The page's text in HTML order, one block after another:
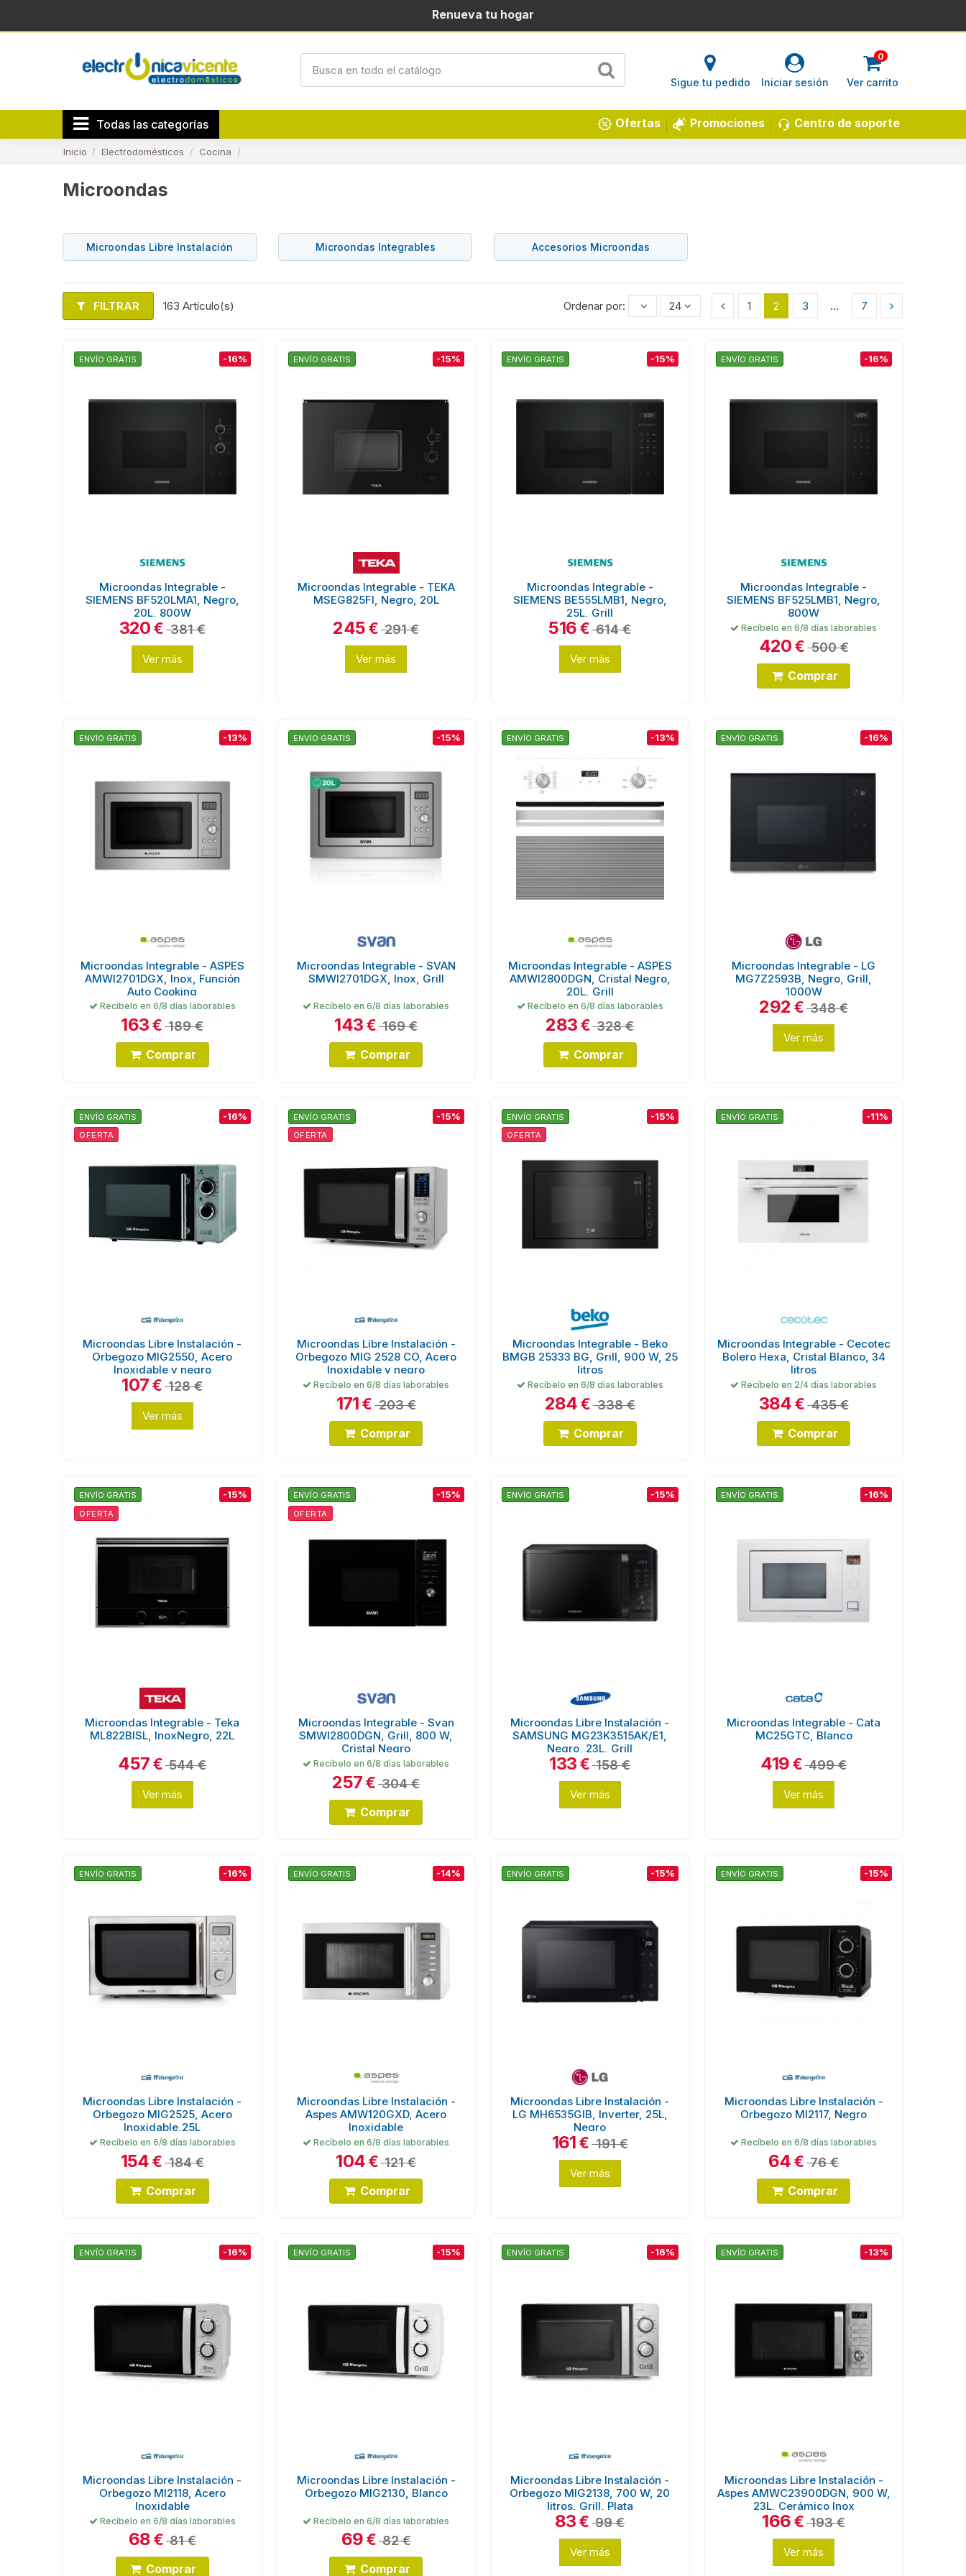
Renueva tu hogar
Sigue tu pedido Iniciar sesión
0
Ver carrito
Todas las categorías Centro de soporte
Promociones
Ofertas
Inicio Electrodomésticos Cocina
Microondas
Microondas Libre Instalación Microondas Integrables Accesorios Microondas
FILTRAR 163 Artículo(s) Ordenar por: 24 1 2 3 … 7
ENVÍO GRATIS -16%
Microondas Integrable -
SIEMENS BF520LMA1, Negro,
20L, 800W
320 € 381 €
Ver más
ENVÍO GRATIS -15%
Microondas Integrable - TEKA
MSEG825FI, Negro, 20L
245€291 €
Ver más
ENVÍO GRATIS -15%
Microondas Integrable -
SIEMENS BE555LMB1, Negro,
25L, Grill
516€614 €
Ver más
ENVÍO GRATIS -16%
Microondas Integrable -
SIEMENS BF525LMB1, Negro,
800W
Recíbelo en 6/8 días laborables
420 € 500 €
Comprar
ENVÍO GRATIS -13%
Microondas Integrable - ASPES
AMWI2701DGX, Inox, Función
Auto Cooking
Recíbelo en 6/8 días laborables
163€189 €
Comprar
ENVÍO GRATIS -15%
Microondas Integrable - SVAN
SMWI2701DGX, Inox, Grill
Recíbelo en 6/8 días laborables
143€169 €
Comprar
ENVÍO GRATIS -13%
Microondas Integrable - ASPES
AMWI2800DGN, Cristal Negro,
20L, Grill
Recíbelo en 6/8 días laborables
283€328 €
Comprar
ENVÍO GRATIS -16%
Microondas Integrable - LG
MG7Z2593B, Negro, Grill,
1000W
292 €348 €
Ver más
ENVÍO GRATIS
OFERTA
-16%
Microondas Libre Instalación -
Orbegozo MIG2550, Acero
Inoxidable y negro
107€128 €
Ver más
ENVÍO GRATIS
OFERTA
-15%
Microondas Libre Instalación -
Orbegozo MIG 2528 CO, Acero
Inoxidable y negro
Recíbelo en 6/8 días laborables
171 € 203 €
Comprar
ENVÍO GRATIS
OFERTA
-15%
Microondas Integrable - Beko
BMGB 25333 BG, Grill, 900 W, 25
litros
Recíbelo en 6/8 días laborables
284 € 338 €
Comprar
ENVÍO GRATIS -11%
Microondas Integrable - Cecotec
Bolero Hexa, Cristal Blanco, 34
litros
Recíbelo en 2/4 días laborables
384 € 435 €
Comprar
ENVÍO GRATIS
OFERTA
-15%
Microondas Integrable - Teka
ML822BISL, InoxNegro, 22L
457€544 €
Ver más
ENVÍO GRATIS
OFERTA
-15%
Microondas Integrable - Svan
SMWI2800DGN, Grill, 800 W,
Cristal Negro
Recíbelo en 6/8 días laborables
257€304 €
Comprar
ENVÍO GRATIS -15%
Microondas Libre Instalación -
SAMSUNG MG23K3515AK/E1,
Negro, 23L, Grill
133€158 €
Ver más
ENVÍO GRATIS -16%
Microondas Integrable - Cata
MC25GTC, Blanco
419€499 €
Ver más
ENVÍO GRATIS -16%
Microondas Libre Instalación -
Orbegozo MIG2525, Acero
Inoxidable,25L
Recíbelo en 6/8 días laborables
154 € 184 €
Comprar
ENVÍO GRATIS -14%
Microondas Libre Instalación -
Aspes AMW120GXD, Acero
Inoxidable
Recíbelo en 6/8 días laborables
104€121 €
Comprar
ENVÍO GRATIS -15%
Microondas Libre Instalación -
LG MH6535GIB, Inverter, 25L,
Negro
161 € 191 €
Ver más
ENVÍO GRATIS -15%
Microondas Libre Instalación -
Orbegozo MI2117, Negro
Recíbelo en 6/8 días laborables
64 € 76 €
Comprar
ENVÍO GRATIS -16%
Microondas Libre Instalación -
Orbegozo MI2118, Acero
Inoxidable
Recíbelo en 6/8 días laborables
68€81 €
Comprar
ENVÍO GRATIS -15%
Microondas Libre Instalación -
Orbegozo MIG2130, Blanco
Recíbelo en 6/8 días laborables
69€82 €
Comprar
ENVÍO GRATIS -16%
Microondas Libre Instalación -
Orbegozo MIG2138, 700 W, 20
litros, Grill, Plata
83 € 99 €
Ver más
ENVÍO GRATIS -13%
Microondas Libre Instalación -
Aspes AMWC23900DGN, 900 W,
23L, Cerámico Inox
166€193 €
Ver más